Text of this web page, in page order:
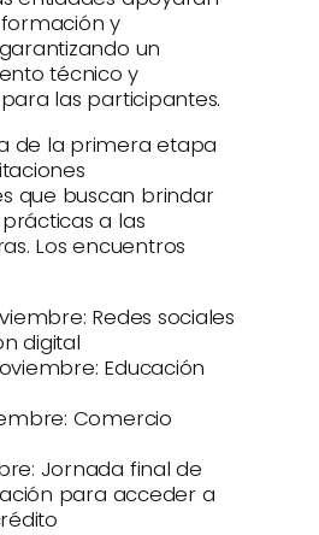
y
un
técnico y
las participantes.
de la primera etapa
que buscan brindar
a las
Los encuentros
Redes sociales
digital
Educación
Comercio
Jornada final de
para acceder a